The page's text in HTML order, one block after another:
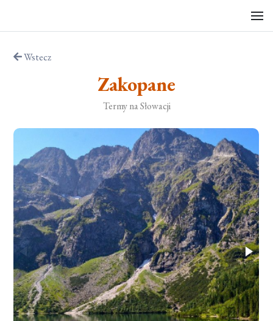
Wstecz
Zakopane
Termy na Słowacji